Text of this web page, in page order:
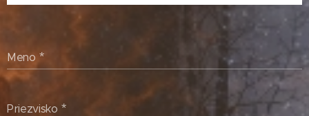
Meno
Priezvisko